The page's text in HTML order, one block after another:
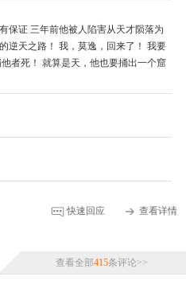
保证 三年前他被人陷害从天才陨落为
逆天之路！ 我，莫逸，回来了！ 我要
者死！ 就算是天，他也要捅出一个窟
快速回应 查看详情
查看全部415条评论>>